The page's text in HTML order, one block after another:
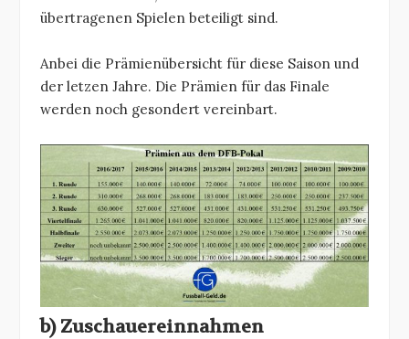
übertragenen Spielen beteiligt sind.
Anbei die Prämienübersicht für diese Saison und
der letzen Jahre. Die Prämien für das Finale
werden noch gesondert vereinbart.
b) Zuschauereinnahmen